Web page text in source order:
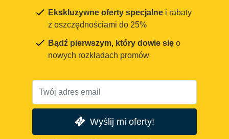
Ekskluzywne oferty specjalne i rabaty
z oszczędnościami do 25%
Bądź pierwszym, który dowie się o
nowych rozkładach promów
Wyślij mi oferty!